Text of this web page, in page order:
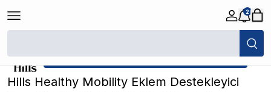
2
/ Hills Healthy Mobility Eklem Destekleyici
★ Atakan Petshop, Hill's yetkili satıcısıdır.
Hills Healthy Mobility Eklem Destekleyici